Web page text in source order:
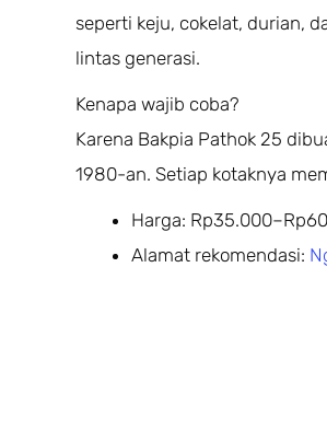
seperti keju, cokelat, durian,
lintas generasi.
Kenapa wajib coba?
Karena Bakpia Pathok 25
1980-an. Setiap kotaknya
Harga:
Alamat rekomendasi: